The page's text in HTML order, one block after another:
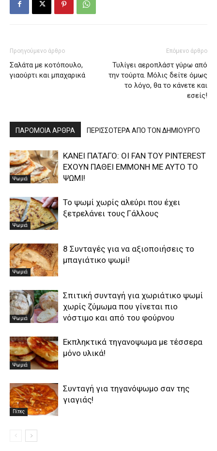
Προηγούμενο άρθρο
Σαλάτα με κοτόπουλο,
γιαούρτι και μπαχαρικά
Επόμενο άρθρο
Τυλίγει αεροπλάστ γύρω από
την τούρτα. Μόλις δείτε όμως
το λόγο, θα το κάνετε και
εσείς!
ΠΑΡΟΜΟΙΑ ΑΡΘΡΑ ΠΕΡΙΣΣΟΤΕΡΑ ΑΠΟ ΤΟΝ ΔΗΜΙΟΥΡΓΟ
Ψωμιά
ΚΑΝΕΙ ΠΑΤΑΓΟ: OI FAN ΤΟΥ PINTEREST
EΧΟΥΝ ΠΑΘΕΙ ΕΜΜΟΝΗ ΜΕ ΑΥΤΟ ΤΟ
ΨΩΜΙ!
Ψωμιά
Το ψωμί χωρίς αλεύρι που έχει
ξετρελάνει τους Γάλλους
Ψωμιά
8 Συνταγές για να αξιοποιήσεις το
μπαγιάτικο ψωμί!
Ψωμιά
Σπιτική συνταγή για χωριάτικο ψωμί
χωρίς ζύμωμα που γίνεται πιο
νόστιμο και από του φούρνου
Ψωμιά
Εκπληκτικά τηγανοψωμα με τέσσερα
μόνο υλικά!
Πίτες
Συνταγή για τηγανόψωμο σαν της
γιαγιάς!